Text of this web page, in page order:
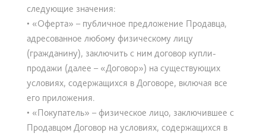
следующие значения:
• «Оферта» – публичное предложение Продавца,
адресованное любому физическому лицу
(гражданину), заключить с ним договор купли-
продажи (далее – «Договор») на существующих
условиях, содержащихся в Договоре, включая все
его приложения.
• «Покупатель» – физическое лицо, заключившее с
Продавцом Договор на условиях, содержащихся в